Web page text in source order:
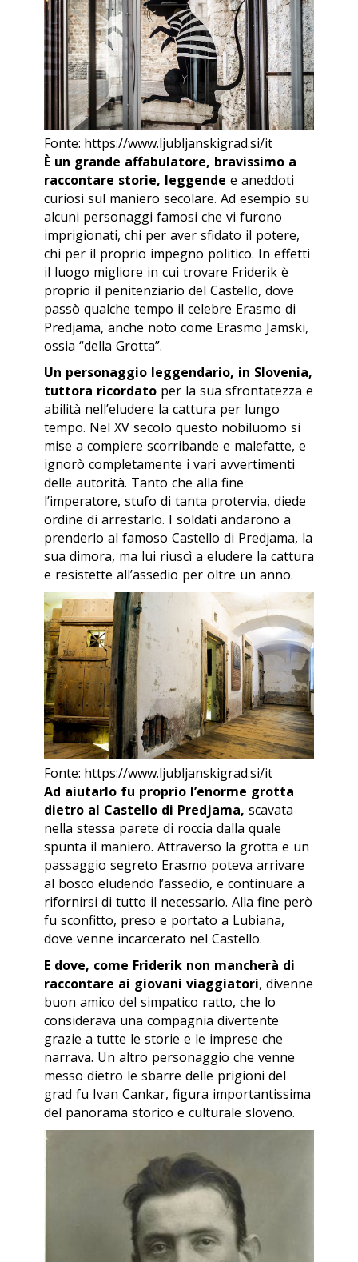
Fonte: https://www.ljubljanskigrad.si/it
È un grande affabulatore, bravissimo a
raccontare storie, leggende e aneddoti
curiosi sul maniero secolare. Ad esempio su
alcuni personaggi famosi che vi furono
imprigionati, chi per aver sfidato il potere,
chi per il proprio impegno politico. In effetti
il luogo migliore in cui trovare Friderik è
proprio il penitenziario del Castello, dove
passò qualche tempo il celebre Erasmo di
Predjama, anche noto come Erasmo Jamski,
ossia “della Grotta”.
Un personaggio leggendario, in Slovenia,
tuttora ricordato per la sua sfrontatezza e
abilità nell’eludere la cattura per lungo
tempo. Nel XV secolo questo nobiluomo si
mise a compiere scorribande e malefatte, e
ignorò completamente i vari avvertimenti
delle autorità. Tanto che alla fine
l’imperatore, stufo di tanta protervia, diede
ordine di arrestarlo. I soldati andarono a
prenderlo al famoso Castello di Predjama, la
sua dimora, ma lui riuscì a eludere la cattura
e resistette all’assedio per oltre un anno.
Fonte: https://www.ljubljanskigrad.si/it
Ad aiutarlo fu proprio l’enorme grotta
dietro al Castello di Predjama, scavata
nella stessa parete di roccia dalla quale
spunta il maniero. Attraverso la grotta e un
passaggio segreto Erasmo poteva arrivare
al bosco eludendo l’assedio, e continuare a
rifornirsi di tutto il necessario. Alla fine però
fu sconfitto, preso e portato a Lubiana,
dove venne incarcerato nel Castello.
E dove, come Friderik non mancherà di
raccontare ai giovani viaggiatori, divenne
buon amico del simpatico ratto, che lo
considerava una compagnia divertente
grazie a tutte le storie e le imprese che
narrava. Un altro personaggio che venne
messo dietro le sbarre delle prigioni del
grad fu Ivan Cankar, figura importantissima
del panorama storico e culturale sloveno.